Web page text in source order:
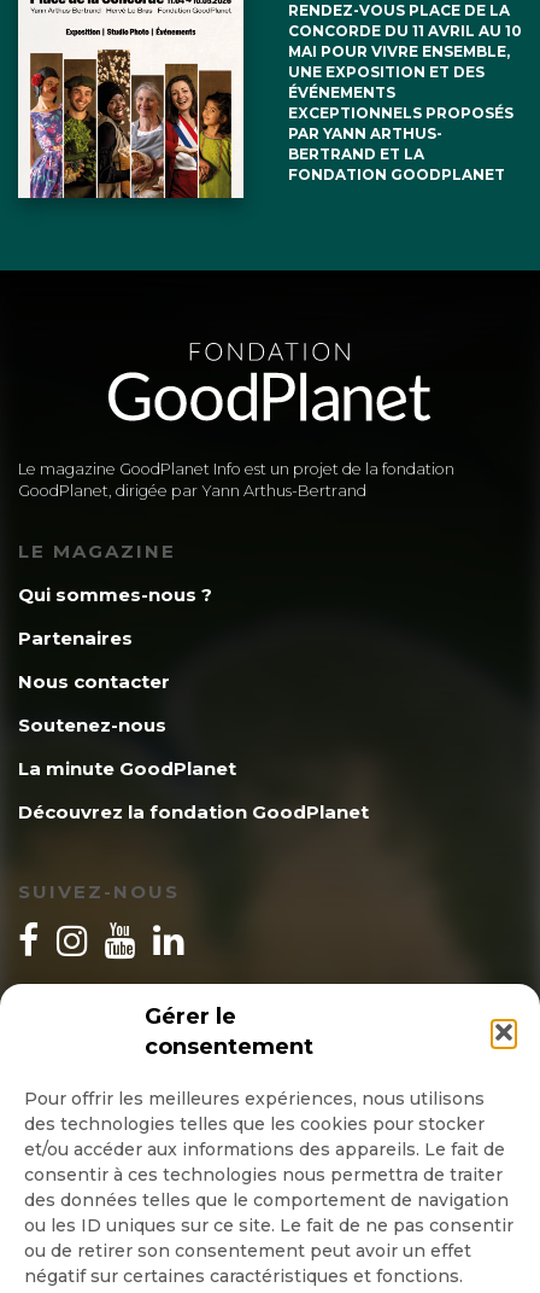
Gérer le
consentement
Pour offrir les meilleures expériences, nous utilisons
des technologies telles que les cookies pour stocker
et/ou accéder aux informations des appareils. Le fait de
consentir à ces technologies nous permettra de traiter
des données telles que le comportement de navigation
ou les ID uniques sur ce site. Le fait de ne pas consentir
ou de retirer son consentement peut avoir un effet
négatif sur certaines caractéristiques et fonctions.
RENDEZ-VOUS PLACE DE LA
CONCORDE DU 11 AVRIL AU 10
MAI POUR VIVRE ENSEMBLE,
UNE EXPOSITION ET DES
ÉVÉNEMENTS
EXCEPTIONNELS PROPOSÉS
PAR YANN ARTHUS-
BERTRAND ET LA
FONDATION GOODPLANET
Le magazine GoodPlanet Info est un projet de la fondation
GoodPlanet, dirigée par Yann Arthus-Bertrand
LE MAGAZINE
Qui sommes-nous ?
Partenaires
Nous contacter
Soutenez-nous
La minute GoodPlanet
Découvrez la fondation GoodPlanet
SUIVEZ-NOUS
INSCRIPTION NEWSLETTER
Quotidienne
Hebdo
OK